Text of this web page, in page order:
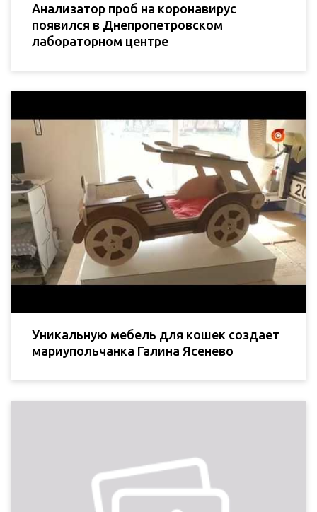
Анализатор проб на коронавирус
появился в Днепропетровском
лабораторном центре
Уникальную мебель для кошек создает
мариупольчанка Галина Ясенево